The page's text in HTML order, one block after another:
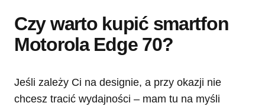
Czy warto kupić smartfon
Motorola Edge 70?
Jeśli zależy Ci na designie, a przy okazji nie
chcesz tracić wydajności – mam tu na myśli